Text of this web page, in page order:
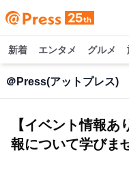
新着 エンタメ グルメ
＠Press(アットプレス)
【イベント情報
報について学びま